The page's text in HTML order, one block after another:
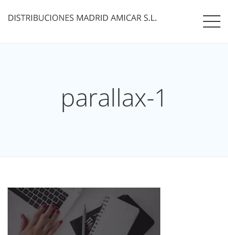
parallax-1